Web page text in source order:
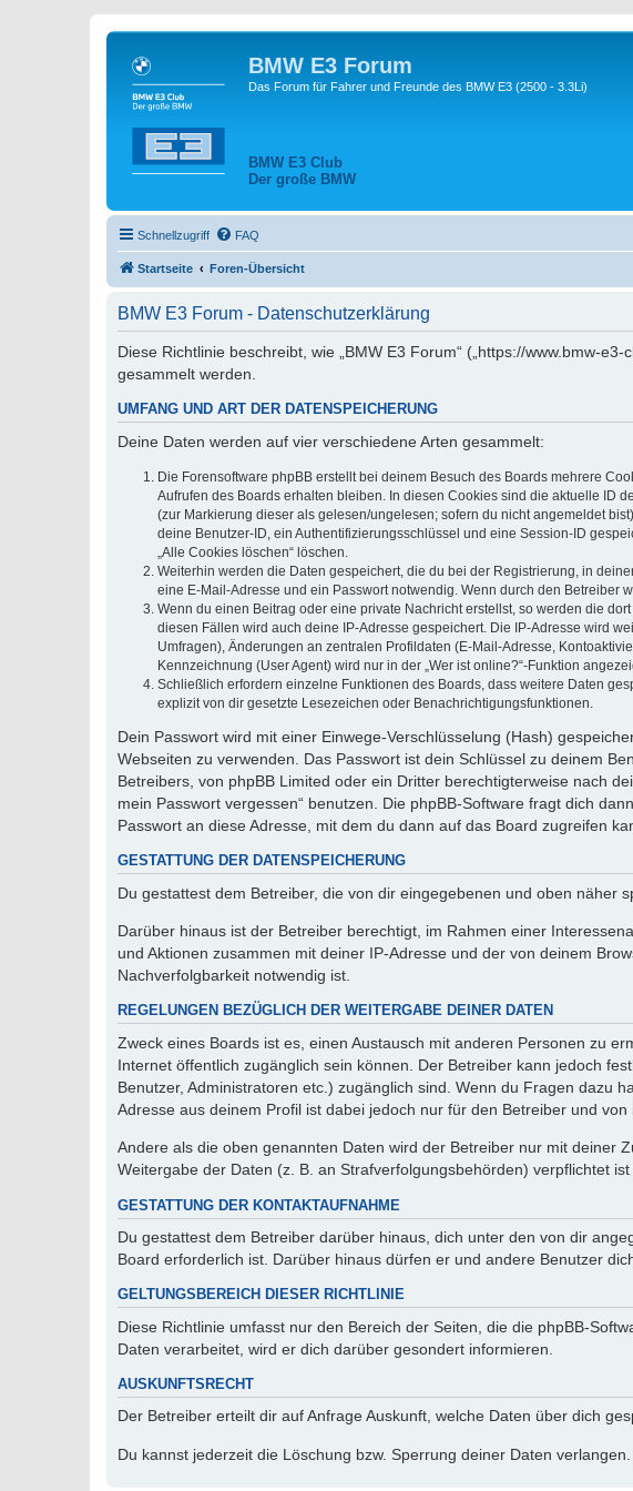
BMW E3 Forum
Das Forum für Fahrer und Freunde des BMW E3 (2500 - 3.3Li)
BMW E3 Club
Der große BMW
Schnellzugriff FAQ
Startseite Foren-Übersicht
BMW E3 Forum - Datenschutzerklärung
Diese Richtlinie beschreibt, wie „BMW E3 Forum“ („https://www.bmw-
gesammelt werden.
UMFANG UND ART DER DATENSPEICHERUNG
Deine Daten werden auf vier verschiedene Arten gesammelt:
Die Forensoftware phpBB erstellt bei deinem Besuch des Boards mehrere
Aufrufen des Boards erhalten bleiben. In diesen Cookies sind die aktuelle ID
(zur Markierung dieser als gelesen/ungelesen; sofern du nicht angemeldet
deine Benutzer-ID, ein Authentifizierungsschlüssel und eine Session-ID
„Alle Cookies löschen“ löschen.
Weiterhin werden die Daten gespeichert, die du bei der Registrierung, in
eine E-Mail-Adresse und ein Passwort notwendig. Wenn durch den Betreiber
Wenn du einen Beitrag oder eine private Nachricht erstellst, so werden die
diesen Fällen wird auch deine IP-Adresse gespeichert. Die IP-Adresse wird
Umfragen), Änderungen an zentralen Profildaten (E-Mail-Adresse,
Kennzeichnung (User Agent) wird nur in der „Wer ist online?“-Funktion
Schließlich erfordern einzelne Funktionen des Boards, dass weitere Daten
explizit von dir gesetzte Lesezeichen oder Benachrichtigungsfunktionen.
Dein Passwort wird mit einer Einwege-Verschlüsselung (Hash)
Webseiten zu verwenden. Das Passwort ist dein Schlüssel zu deinem
Betreibers, von phpBB Limited oder ein Dritter berechtigterweise nach
mein Passwort vergessen“ benutzen. Die phpBB-Software fragt dich
Passwort an diese Adresse, mit dem du dann auf das Board zugreifen
GESTATTUNG DER DATENSPEICHERUNG
Du gestattest dem Betreiber, die von dir eingegebenen und oben näher
Darüber hinaus ist der Betreiber berechtigt, im Rahmen einer
und Aktionen zusammen mit deiner IP-Adresse und der von deinem
Nachverfolgbarkeit notwendig ist.
REGELUNGEN BEZÜGLICH DER WEITERGABE DEINER DATEN
Zweck eines Boards ist es, einen Austausch mit anderen Personen zu
Internet öffentlich zugänglich sein können. Der Betreiber kann jedoch
Benutzer, Administratoren etc.) zugänglich sind. Wenn du Fragen dazu
Adresse aus deinem Profil ist dabei jedoch nur für den Betreiber und
Andere als die oben genannten Daten wird der Betreiber nur mit deiner
Weitergabe der Daten (z. B. an Strafverfolgungsbehörden) verpflichtet
GESTATTUNG DER KONTAKTAUFNAHME
Du gestattest dem Betreiber darüber hinaus, dich unter den von dir
Board erforderlich ist. Darüber hinaus dürfen er und andere Benutzer
GELTUNGSBEREICH DIESER RICHTLINIE
Diese Richtlinie umfasst nur den Bereich der Seiten, die die phpBB-
Daten verarbeitet, wird er dich darüber gesondert informieren.
AUSKUNFTSRECHT
Der Betreiber erteilt dir auf Anfrage Auskunft, welche Daten über dich
Du kannst jederzeit die Löschung bzw. Sperrung deiner Daten